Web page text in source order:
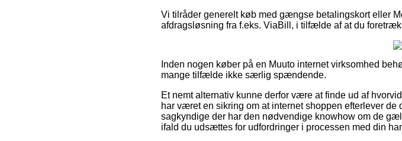
Vi tilråder generelt køb med gængse betalingskort eller
afdragsløsning fra f.eks. ViaBill, i tilfælde af at du
Inden nogen køber på en Muuto internet virksomhed
mange tilfælde ikke særlig spændende.
Et nemt alternativ kunne derfor være at finde ud af
har været en sikring om at internet shoppen efterlever
sagkyndige der har den nødvendige knowhow om de
ifald du udsættes for udfordringer i processen med din